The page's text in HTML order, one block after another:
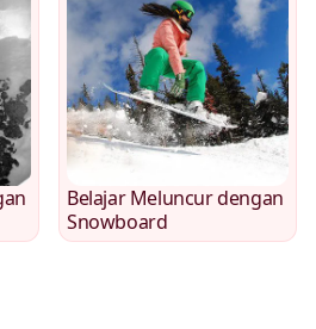
Belajar Meluncur dengan
Snowboard